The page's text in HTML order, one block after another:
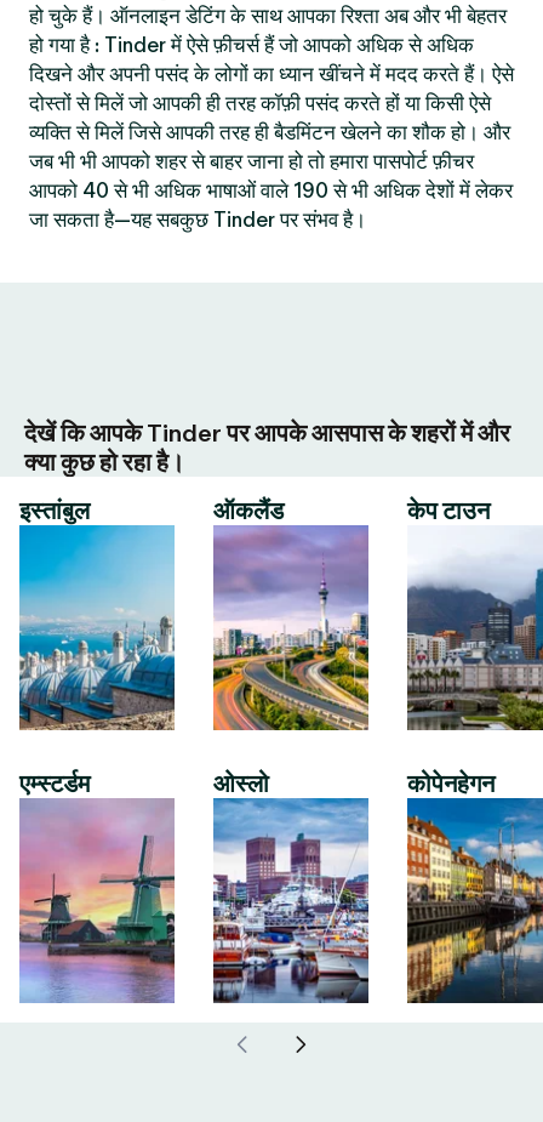
हो चुके हैं। ऑनलाइन डेटिंग के साथ आपका रिश्ता अब और भी बेहतर
हो गया है : Tinder में ऐसे फ़ीचर्स हैं जो आपको अधिक से अधिक
दिखने और अपनी पसंद के लोगों का ध्यान खींचने में मदद करते हैं। ऐसे
दोस्तों से मिलें जो आपकी ही तरह कॉफ़ी पसंद करते हों या किसी ऐसे
व्यक्ति से मिलें जिसे आपकी तरह ही बैडमिंटन खेलने का शौक हो। और
जब भी भी आपको शहर से बाहर जाना हो तो हमारा पासपोर्ट फ़ीचर
आपको 40 से भी अधिक भाषाओं वाले 190 से भी अधिक देशों में लेकर
जा सकता है—यह सबकुछ Tinder पर संभव है।
देखें कि आपके Tinder पर आपके आसपास के शहरों में और
क्या कुछ हो रहा है।
इस्तांबुल
एम्स्टर्डम
ऑकलैंड
ओस्लो
केप टाउन
कोपेनहेगन